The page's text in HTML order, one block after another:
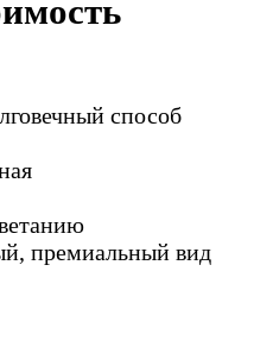
способ
премиальный вид